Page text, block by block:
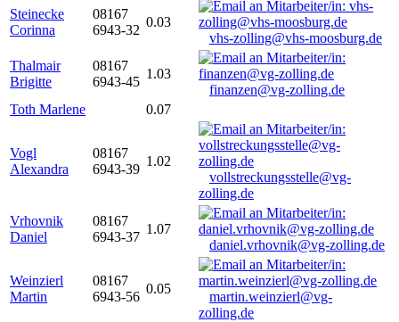
Steinecke
Corinna
08167
6943-32
0.03
vhs-zolling@vhs-moosburg.de
Thalmair
Brigitte
08167
6943-45
1.03
finanzen@vg-zolling.de
Toth Marlene
0.07
Vogl
Alexandra
08167
6943-39
1.02
vollstreckungsstelle@vg-
zolling.de
Vrhovnik
Daniel
08167
6943-37
1.07
daniel.vrhovnik@vg-zolling.de
Weinzierl
Martin
08167
6943-56
0.05
martin.weinzierl@vg-
zolling.de